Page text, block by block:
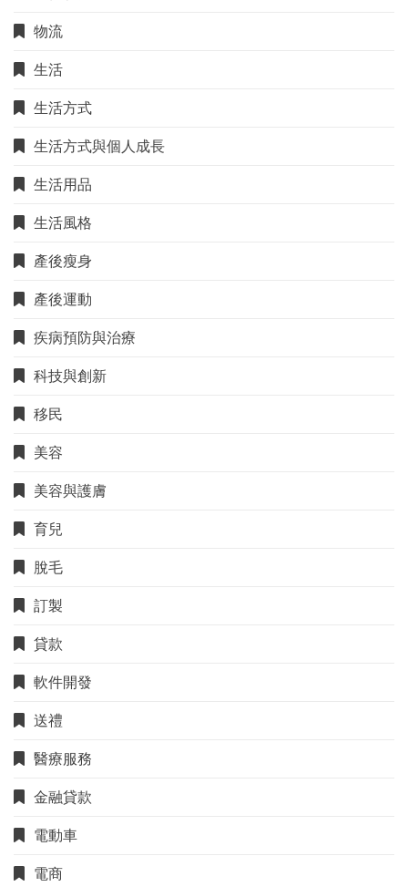
物流
生活
生活方式
生活方式與個人成長
生活用品
生活風格
產後瘦身
產後運動
疾病預防與治療
科技與創新
移民
美容
美容與護膚
育兒
脫毛
訂製
貸款
軟件開發
送禮
醫療服務
金融貸款
電動車
電商